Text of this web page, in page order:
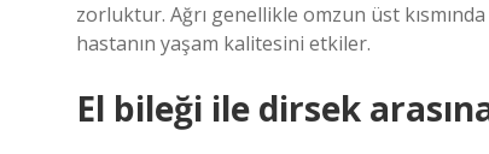
zorluktur. Ağrı genellikle omzun üst
hastanın yaşam kalitesini etkiler.
El bileği ile dirsek